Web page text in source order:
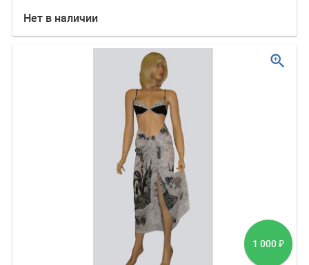
Нет в наличии
1 000 ₽
zoom_in